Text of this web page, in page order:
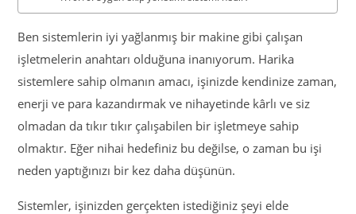
Ben sistemlerin iyi yağlanmış bir makine gibi çalışan
işletmelerin anahtarı olduğuna inanıyorum. Harika
sistemlere sahip olmanın amacı, işinizde kendinize zaman,
enerji ve para kazandırmak ve nihayetinde kârlı ve siz
olmadan da tıkır tıkır çalışabilen bir işletmeye sahip
olmaktır. Eğer nihai hedefiniz bu değilse, o zaman bu işi
neden yaptığınızı bir kez daha düşünün.
Sistemler, işinizden gerçekten istediğiniz şeyi elde